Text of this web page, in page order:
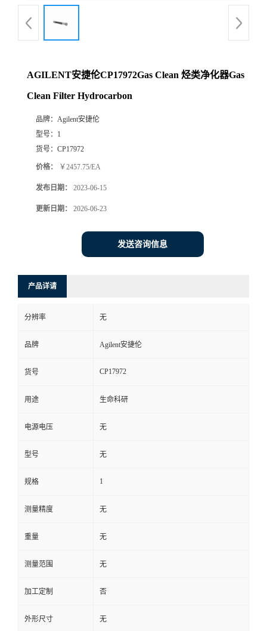
AGILENT安捷伦CP17972Gas Clean 烃类净化器Gas
Clean Filter Hydrocarbon
品牌： Agilent安捷伦
型号： 1
货号： CP17972
价格： ￥2457.75/EA
发布日期： 2023-06-15
更新日期： 2026-06-23
发送咨询信息
产品详请
分辨率 无
品牌 Agilent安捷伦
货号 CP17972
用途 生命科研
电源电压 无
型号 无
规格 1
测量精度 无
重量 无
测量范围 无
加工定制 否
外形尺寸 无